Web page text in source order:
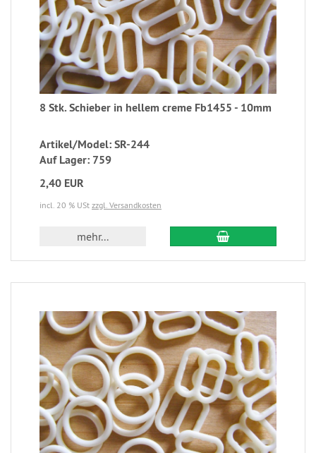
8 Stk. Schieber in hellem creme Fb1455 - 10mm
Artikel/Model: SR-244
Auf Lager: 759
2,40 EUR
incl. 20 % USt zzgl. Versandkosten
mehr...